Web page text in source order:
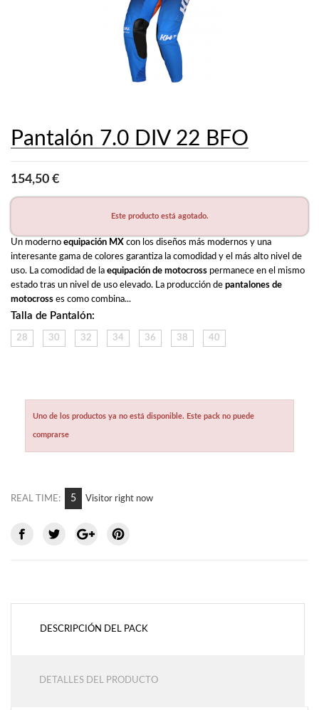
Pantalón 7.0 DIV 22 BFO
154,50 €
Este producto está agotado.
Un moderno equipación MX con los diseños más modernos y una
interesante gama de colores garantiza la comodidad y el más alto nivel de
uso. La comodidad de la equipación de motocross permanece en el mismo
estado tras un nivel de uso elevado. La producción de pantalones de
motocross es como combina...
Talla de Pantalón:
28 30 32 34 36 38 40
Uno de los productos ya no está disponible. Este pack no puede
comprarse
REAL TIME: 7 Visitor right now
DESCRIPCIÓN DEL PACK
DETALLES DEL PRODUCTO